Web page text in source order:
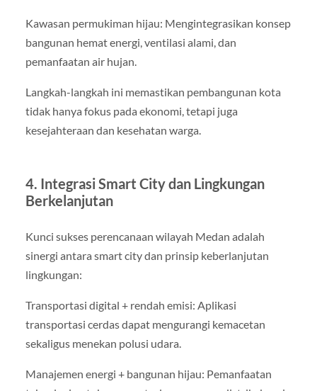
Kawasan permukiman hijau: Mengintegrasikan konsep
bangunan hemat energi, ventilasi alami, dan
pemanfaatan air hujan.
Langkah-langkah ini memastikan pembangunan kota
tidak hanya fokus pada ekonomi, tetapi juga
kesejahteraan dan kesehatan warga.
4. Integrasi Smart City dan Lingkungan
Berkelanjutan
Kunci sukses perencanaan wilayah Medan adalah
sinergi antara smart city dan prinsip keberlanjutan
lingkungan:
Transportasi digital + rendah emisi: Aplikasi
transportasi cerdas dapat mengurangi kemacetan
sekaligus menekan polusi udara.
Manajemen energi + bangunan hijau: Pemanfaatan